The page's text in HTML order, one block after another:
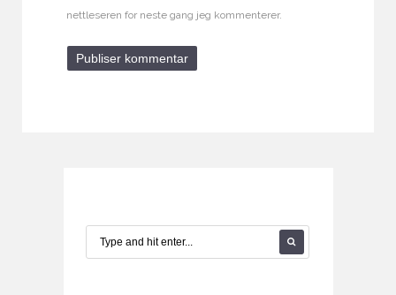
nettleseren for neste gang jeg kommenterer.